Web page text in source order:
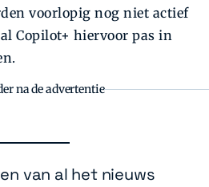
voorlopig nog niet actief
Copilot+ hiervoor pas in
na de advertentie
van al het nieuws